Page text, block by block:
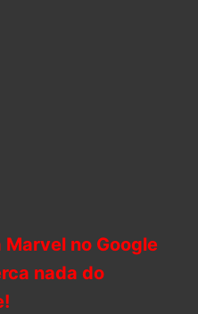
Marvel no Google
nada do